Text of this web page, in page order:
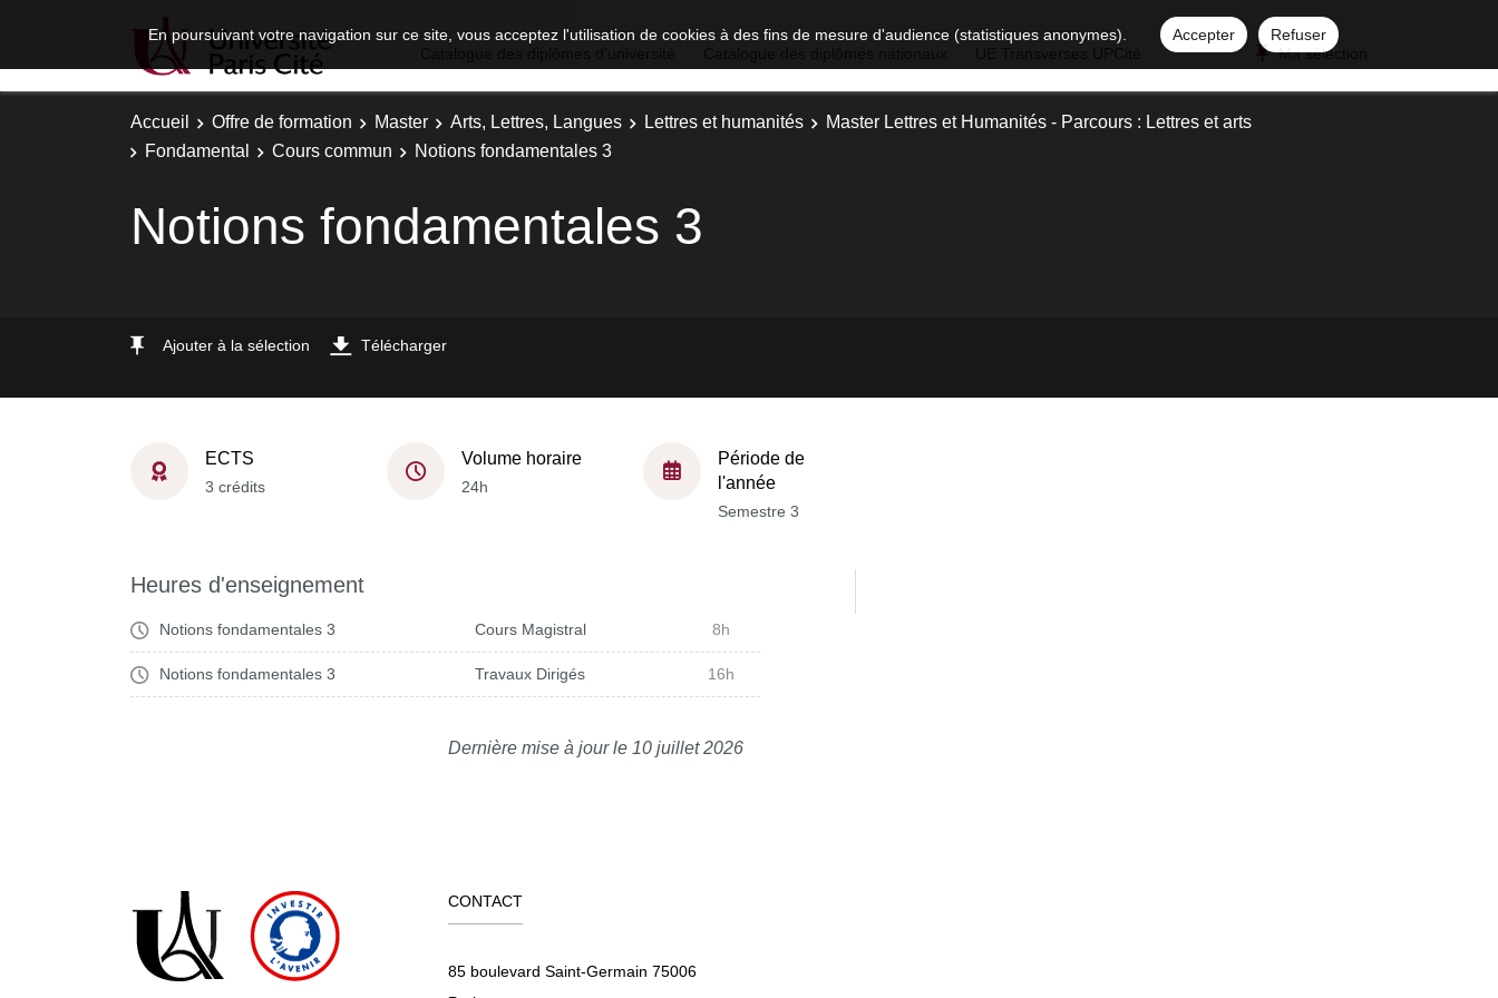
En poursuivant votre navigation sur ce site, vous acceptez l'utilisation de cookies à des fins de mesure d'audience (statistiques anonymes). Accepter
Refuser
Ma sélection
Accueil Offre de formation Master Arts, Lettres, Langues Lettres et humanités
Master Lettres et Humanités - Parcours : Lettres et arts
Fondamental
Cours commun Notions fondamentales 3
Notions fondamentales 3
Ajouter à la sélection Télécharger
ECTS
3 crédits
Volume horaire
24h
Période de
l'année
Semestre 3
Heures d'enseignement
Notions fondamentales 3 Cours Magistral 8h
Notions fondamentales 3 Travaux Dirigés 16h
Dernière mise à jour le 10 juillet 2026
CONTACT
85 boulevard Saint-Germain 75006